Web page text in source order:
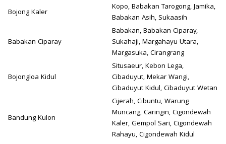
Bojong Kaler
Kopo, Babakan Tarogong, Jamika,
Babakan Asih, Sukaasih
Babakan Ciparay
Babakan, Babakan Ciparay,
Sukahaji, Margahayu Utara,
Margasuka, Cirangrang
Bojongloa Kidul
Situsaeur, Kebon Lega,
Cibaduyut, Mekar Wangi,
Cibaduyut Kidul, Cibaduyut Wetan
Bandung Kulon
Cijerah, Cibuntu, Warung
Muncang, Caringin, Cigondewah
Kaler, Gempol Sari, Cigondewah
Rahayu, Cigondewah Kidul